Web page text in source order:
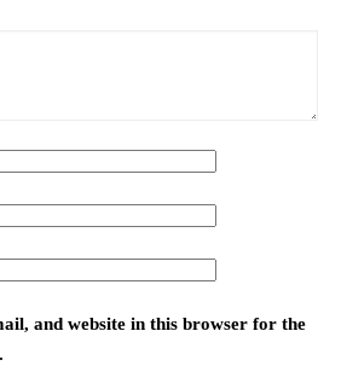
and website in this browser for the